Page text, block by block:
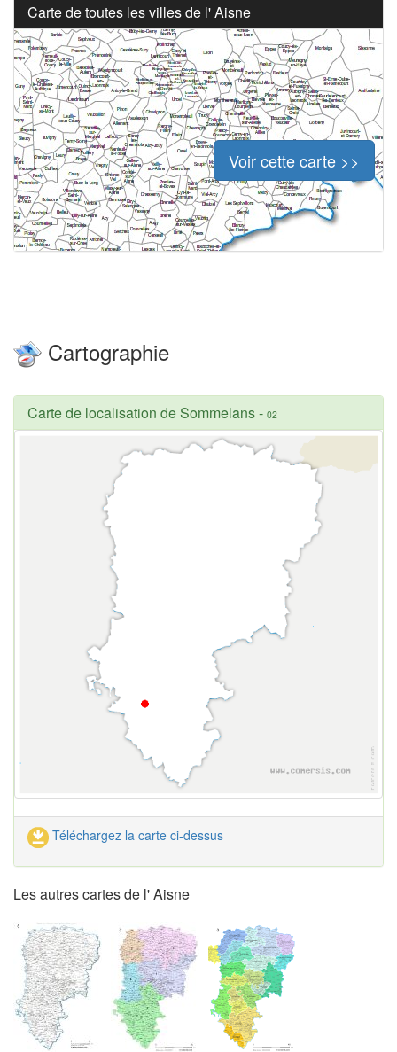
Carte de toutes les villes de l' Aisne
Voir cette carte >>
Cartographie
Carte de localisation de Sommelans- 02
Téléchargez la carte ci-dessus
Les autres cartes de l' Aisne